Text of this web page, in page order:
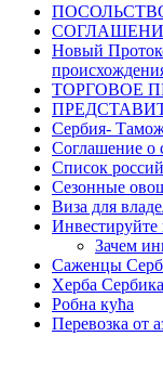
Новый
ТОРГОВОЕ
Сербия-
Соглашение о
Список
Сезонные
Виза для
Зачем
Саженцы
Херба Сербика
Робна кућа
Перевозка от